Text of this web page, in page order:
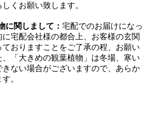
くお願い致します。
に関しまして： 宅配でのお届けになっ
宅配会社様の都合上、お客様の玄関
ておりますことをご了承の程、お願い
「大きめの観葉植物」は冬場、寒い
ない場合がございますので、あらか
。